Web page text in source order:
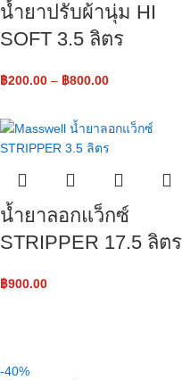
น้ำยาปรับผ้านุ่ม HI
SOFT 3.5 ลิตร
฿200.00 – ฿800.00
น้ำยาลอกแว็กซ์
STRIPPER 17.5 ลิตร
฿900.00
-40%